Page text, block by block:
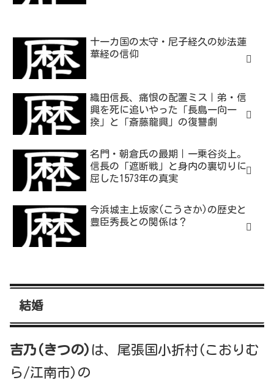
十一カ国の太守・尼子経久の妙法蓮
華経の信仰
織田信長、痛恨の配置ミス｜弟・信
興を死に追いやった「長島一向一
揆」と「斎藤龍興」の復讐劇
名門・朝倉氏の最期｜一乗谷炎上。
信長の「遮断戦」と身内の裏切りに
屈した1573年の真実
今浜城主上坂家(こうさか)の歴史と
豊臣秀長との関係は？
結婚
吉乃(きつの) は、尾張国小折村(こおりむ
ら/江南市)の